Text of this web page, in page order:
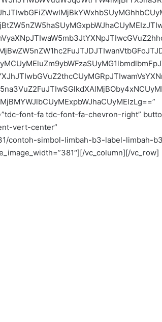
font-fa tdc-font-fa-chevron-right”
vert-center”
contoh-simbol-limbah-b3-label-limbah-
vc_column][/vc_row]